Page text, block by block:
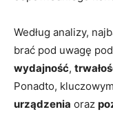
Według analizy,
brać pod uwagę
wydajność,
Ponadto,
urządzenia oraz